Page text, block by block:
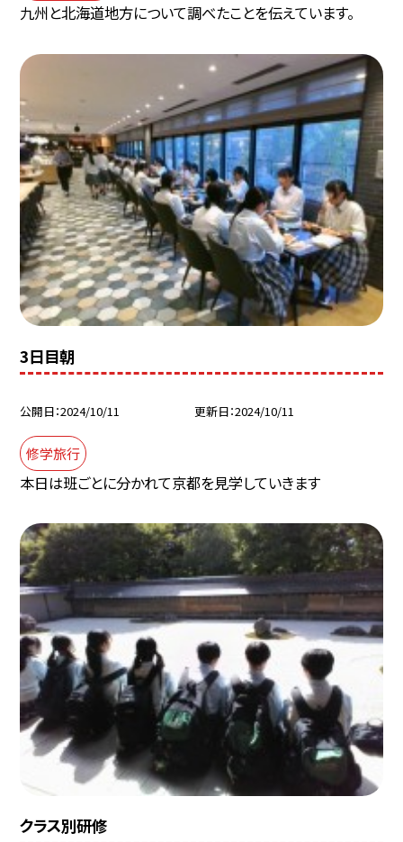
九州と北海道地方について調べたことを伝えています。
3日目朝
公開日 2024/10/11 更新日 2024/10/11
修学旅行
本日は班ごとに分かれて京都を見学していきます
クラス別研修